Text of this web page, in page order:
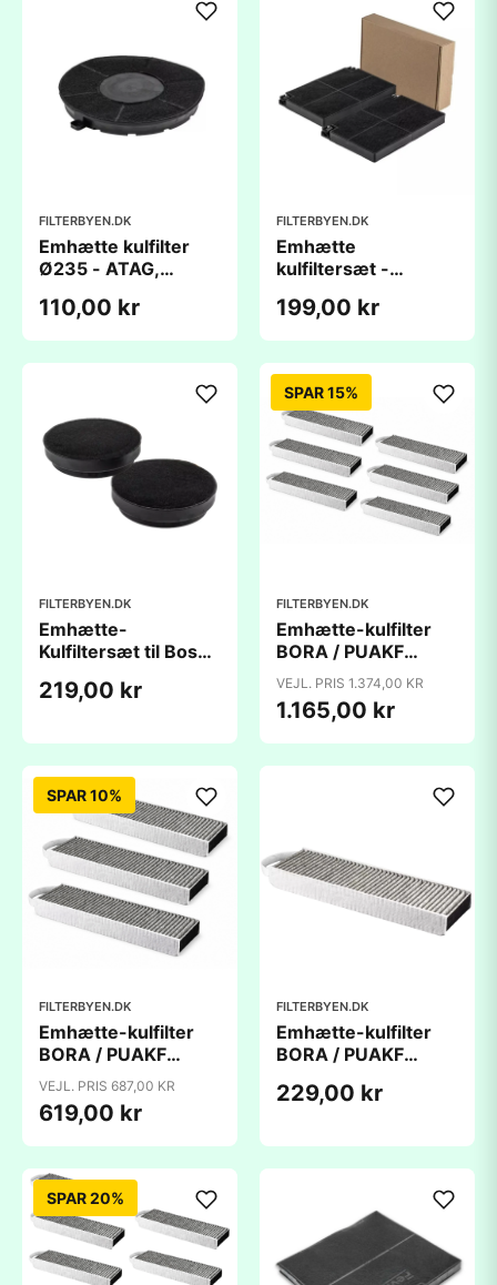
FILTERBYEN.DK
Emhætte kulfilter
Ø235 - ATAG,
110,00 kr
FILTERBYEN.DK
Emhætte
kulfiltersæt -
AEG / Zanussi /
Electrolux
199,00 kr
FILTERBYEN.DK
Emhætte-
Kulfiltersæt til Bosch
Ø188
219,00 kr
SPAR 15%
FILTERBYEN.DK
Emhætte-kulfilter
BORA / PUAKF
(430x130x50mm)
6 stk. - kompatibelt
VEJL. PRIS 1.374,00 KR
1.165,00 kr
SPAR 10%
FILTERBYEN.DK
Emhætte-kulfilter
BORA / PUAKF
(430x130x50mm) -
3 stk. - kompatibelt
VEJL. PRIS 687,00 KR
619,00 kr
FILTERBYEN.DK
Emhætte-kulfilter
BORA / PUAKF
kompatibelt
229,00 kr
SPAR 20%